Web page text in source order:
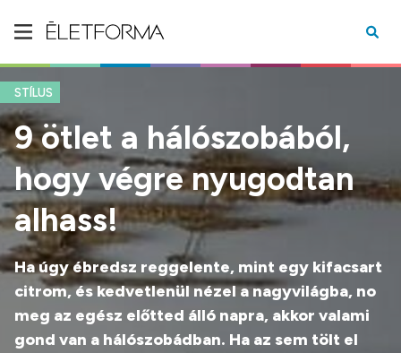
STÍLUS
9 ötlet a hálószobából,
hogy végre nyugodtan
alhass!
Ha úgy ébredsz reggelente, mint egy kifacsart
citrom, és kedvetlenül nézel a nagyvilágba, no
meg az egész előtted álló napra, akkor valami
gond van a hálószobádban. Ha az sem tölt el